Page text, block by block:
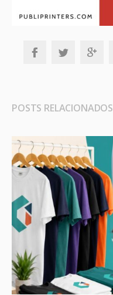
POSTS RELACIONADOS